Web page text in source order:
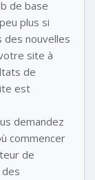
de base
plus si
des nouvelles
site à
de
est
demandez
commencer
de